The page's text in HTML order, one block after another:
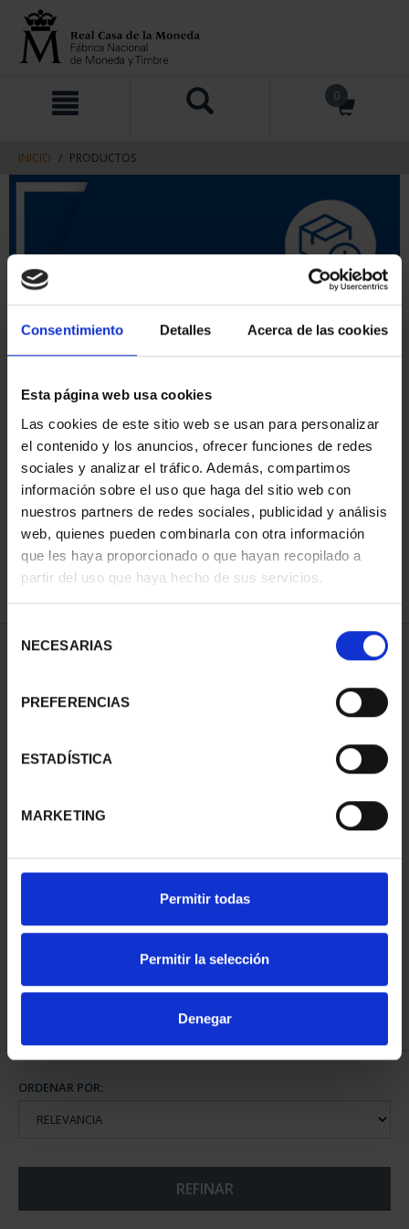
Consentimiento Detalles Acerca de las cookies
Esta página web usa cookies
Las cookies de este sitio web se usan para personalizar
el contenido y los anuncios, ofrecer funciones de redes
sociales y analizar el tráfico. Además, compartimos
información sobre el uso que haga del sitio web con
nuestros partners de redes sociales, publicidad y análisis
web, quienes pueden combinarla con otra información
que les haya proporcionado o que hayan recopilado a
partir del uso que haya hecho de sus servicios.
NECESARIAS
PREFERENCIAS
ESTADÍSTICA
MARKETING
Permitir todas
Permitir la selección
Denegar
contenido
navegacin
0
INICIO PRODUCTOS
ORDENAR POR:
REFINAR
1 Productos encontrados
CAPITALES ESPAÑOLAS
73,00 €
ORDENAR POR:
REFINAR